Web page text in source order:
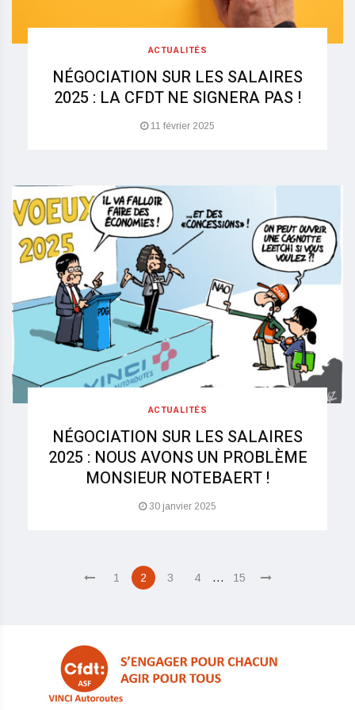
ACTUALITÉS
NÉGOCIATION SUR LES SALAIRES
2025 : LA CFDT NE SIGNERA PAS !
11 février 2025
ACTUALITÉS
NÉGOCIATION SUR LES SALAIRES
2025 : NOUS AVONS UN PROBLÈME
MONSIEUR NOTEBAERT !
30 janvier 2025
1 2 3 4 … 15